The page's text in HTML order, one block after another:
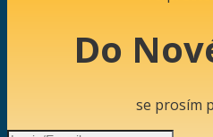
Do
se prosím